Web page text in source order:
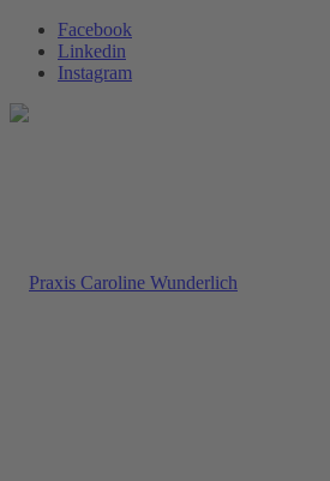
Facebook
Linkedin
Instagram